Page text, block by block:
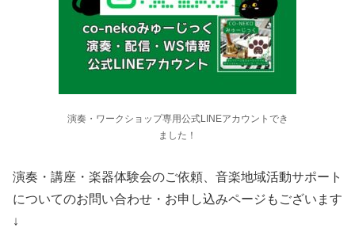
演奏・ワークショップ専用公式LINEアカウントでき
ました！
演奏・講座・楽器体験会のご依頼、音楽地域活動サポート
についてのお問い合わせ・お申し込みページもございます
↓